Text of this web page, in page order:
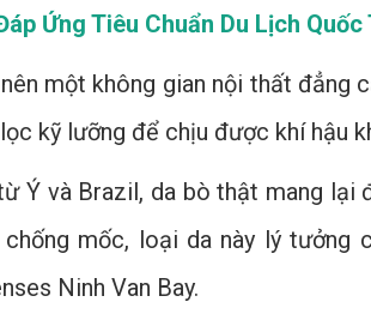
Ứng Tiêu Chuẩn Du Lịch Quốc
một không gian nội thất đẳng
kỹ lưỡng để chịu được khí hậu
Ý và Brazil, da bò thật mang lại
mốc, loại da này lý
Ninh Van Bay.